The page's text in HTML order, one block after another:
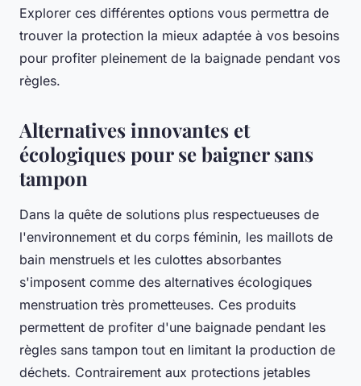
Explorer ces différentes options vous permettra de
trouver la protection la mieux adaptée à vos besoins
pour profiter pleinement de la baignade pendant vos
règles.
Alternatives innovantes et
écologiques pour se baigner sans
tampon
Dans la quête de solutions plus respectueuses de
l'environnement et du corps féminin, les maillots de
bain menstruels et les culottes absorbantes
s'imposent comme des alternatives écologiques
menstruation très prometteuses. Ces produits
permettent de profiter d'une baignade pendant les
règles sans tampon tout en limitant la production de
déchets. Contrairement aux protections jetables